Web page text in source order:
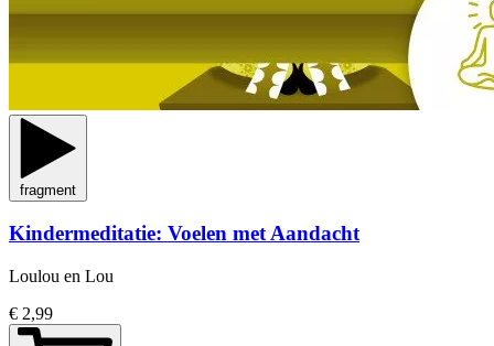
fragment
Kindermeditatie: Voelen met Aandacht
Loulou en Lou
€ 2,99